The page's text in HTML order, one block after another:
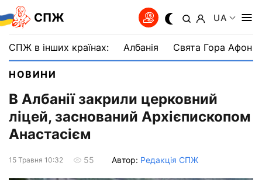
СПЖ UA
СПЖ в інших країнах: Албанія Свята Гора Афон
НОВИНИ
В Албанії закрили церковний
ліцей, заснований Архієпископом
Анастасієм
15 Травня 10:32 55 Автор: Редакція СПЖ